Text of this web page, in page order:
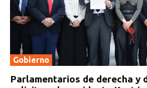
Gobierno
Parlamentarios de derecha y